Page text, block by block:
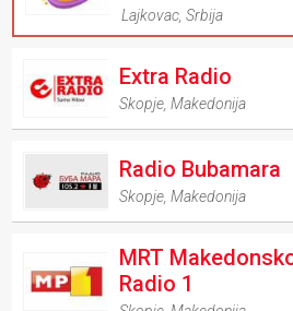
Lajkovac ,Srbija
Extra Radio
Skopje ,Makedonija
Radio Bubamara
Skopje ,Makedonija
MRT
Radio 1